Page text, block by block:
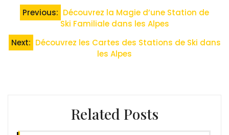
Navigation
de
l’article
Previous: Découvrez la Magie d’une Station de
Ski Familiale dans les Alpes
Next: Découvrez les Cartes des Stations de Ski dans
les Alpes
Related Posts